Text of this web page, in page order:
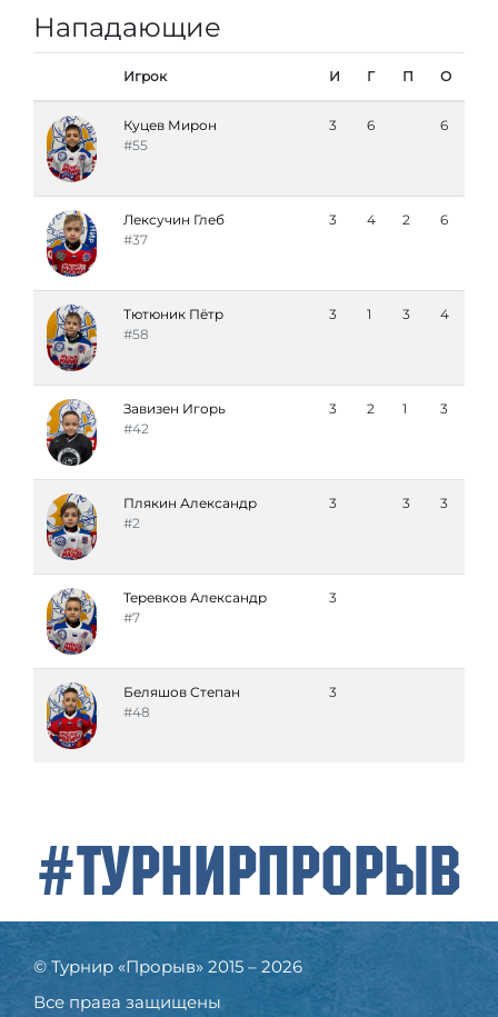
Нападающие
Игрок И Г П О
Куцев Мирон
#55
3 6 6
Лексучин Глеб
#37
3 4 2 6
Тютюник Пётр
#58
3 1 3 4
Завизен Игорь
#42
3 2 1 3
Плякин Александр
#2
3 3 3
Теревков Александр
#7
3
Беляшов Степан
#48
3
#ТурнирПрорыв
© Турнир «Прорыв» 2015 – 2026
Все права защищены